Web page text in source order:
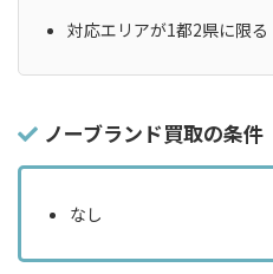
対応エリアが1都2県に限る
ノーブランド買取の条件
なし